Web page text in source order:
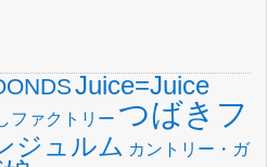
Juice=Juice
ファクトリー つばきフ
ジュルム カントリー・ガ